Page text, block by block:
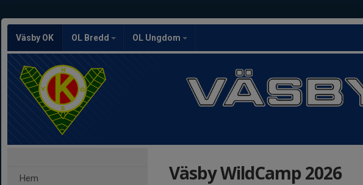
Väsby OK OL Bredd OL Ungdom
Hem Väsby WildCamp 2026